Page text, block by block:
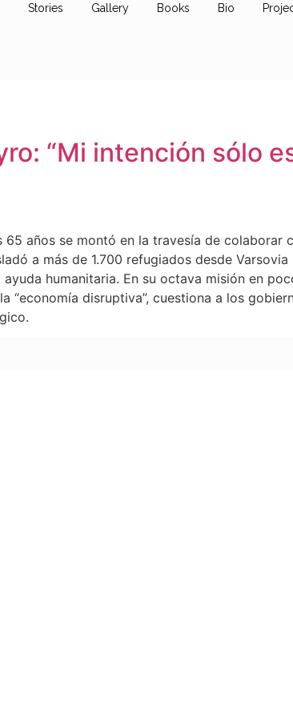
Stories Gallery Books Bio
“Mi intención sólo
años se montó en la travesía de colaborar
a más de 1.700 refugiados desde
humanitaria. En su octava misión en
“economía disruptiva”, cuestiona a los